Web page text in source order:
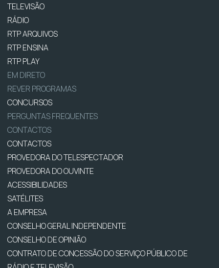
TELEVISÃO
RÁDIO
RTP ARQUIVOS
RTP ENSINA
RTP PLAY
EM DIRETO
REVER PROGRAMAS
CONCURSOS
PERGUNTAS FREQUENTES
CONTACTOS
CONTACTOS
PROVEDORA DO TELESPECTADOR
PROVEDORA DO OUVINTE
ACESSIBILIDADES
SATÉLITES
A EMPRESA
CONSELHO GERAL INDEPENDENTE
CONSELHO DE OPINIÃO
CONTRATO DE CONCESSÃO DO SERVIÇO PÚBLICO DE